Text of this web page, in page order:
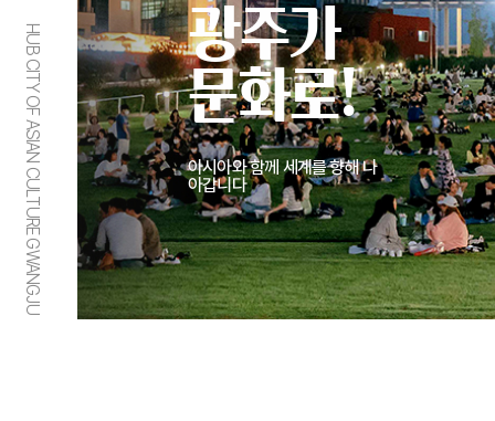
HUB CITY OF ASIAN CULTURE GWANGJU
광주가
문화로!
아시아와 함께 세계를 향해 나
아갑니다